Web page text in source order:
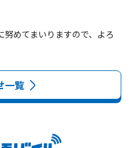
めてまいりますので、よろ
一覧